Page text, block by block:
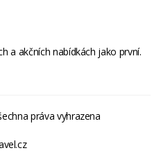
a akčních nabídkách jako první.
práva vyhrazena